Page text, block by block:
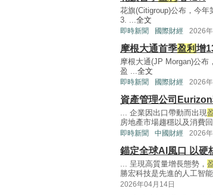
花旗(Citigroup)公布，今年
3. ...全文
即時新聞 國際財經 2026
摩根大通首季盈利增
摩根大通(JP Morgan)公布
盈 ...全文
即時新聞 國際財經 2026
資產管理公司
... 企業因出口帶動而出現
房地產市場趨穩以及消費
即時新聞 中國財經 2026
錨定全球AI風口 以硬
... 呈現高質量增長態勢，
勝宏科技是先進的人工智
2026年04月14日